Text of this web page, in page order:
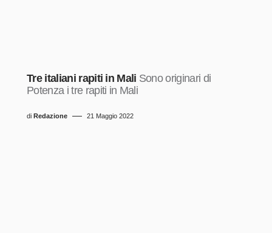
Tre italiani rapiti in Mali Sono originari di
Potenza i tre rapiti in Mali
di Redazione 21 Maggio 2022